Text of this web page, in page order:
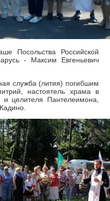
Посольства Российской
- Максим Евгеньевич
служба (лития) погибшим
настоятель храма в
и целителя Пантелеимона,